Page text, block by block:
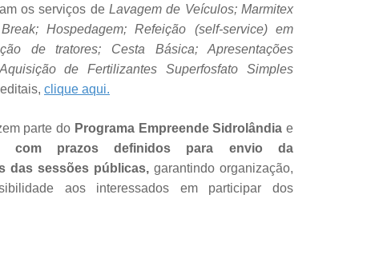
os serviços de Lavagem de Veículos; Marmitex
Hospedagem; Refeição (self-service) em
de tratores; Cesta Básica; Apresentações
de Fertilizantes Superfosfato Simples
clique aqui.
parte do Programa Empreende Sidrolândia e
com prazos definidos para envio da
das sessões públicas, garantindo organização,
aos interessados em participar dos